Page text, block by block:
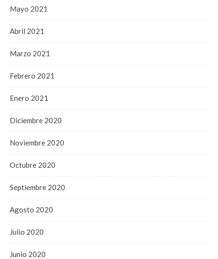
Mayo 2021
Abril 2021
Marzo 2021
Febrero 2021
Enero 2021
Diciembre 2020
Noviembre 2020
Octubre 2020
Septiembre 2020
Agosto 2020
Julio 2020
Junio 2020